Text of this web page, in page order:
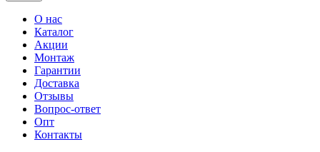
О нас
Каталог
Акции
Монтаж
Гарантии
Доставка
Отзывы
Вопрос-ответ
Опт
Контакты